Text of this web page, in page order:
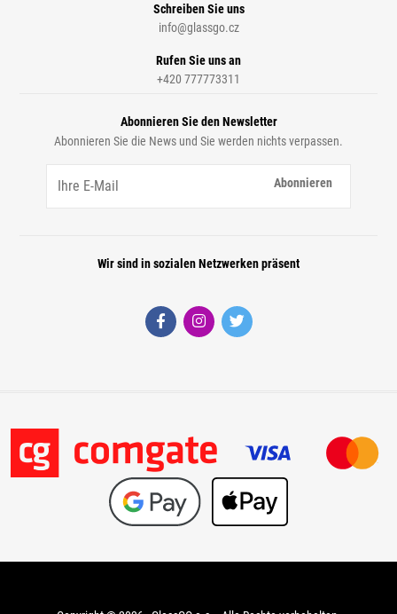
Schreiben Sie uns
info@glassgo.cz
Rufen Sie uns an
+420 777773311
Abonnieren Sie den Newsletter
Abonnieren Sie die News und Sie werden nichts verpassen.
Abonnieren
Wir sind in sozialen Netzwerken präsent